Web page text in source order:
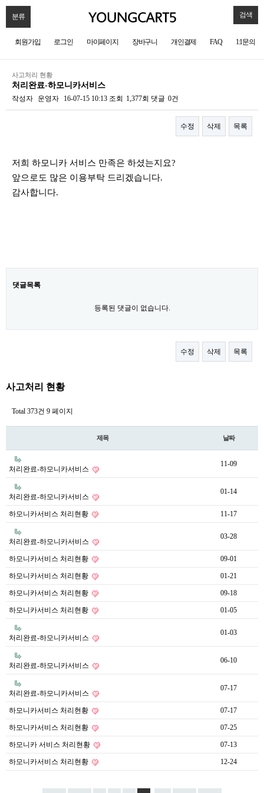
분류 검색
회원가입 로그인 마이페이지 장바구니 개인결제 FAQ 1:1문의
사고처리 현황
처리완료-하모니카서비스
작성자 운영자 16-07-15 10:13 조회 1,377회 댓글 0건
수정 삭제 목록
저희 하모니카 서비스 만족은 하셨는지요?
앞으로도 많은 이용부탁 드리겠습니다.
감사합니다.
댓글목록
등록된 댓글이 없습니다.
수정 삭제 목록
사고처리 현황
Total 373건 9 페이지
제목 날짜
처리완료-하모니카서비스
11-09
처리완료-하모니카서비스
01-14
하모니카서비스 처리현황 11-17
처리완료-하모니카서비스
03-28
하모니카서비스 처리현황 09-01
하모니카서비스 처리현황 01-21
하모니카서비스 처리현황 09-18
하모니카서비스 처리현황 01-05
처리완료-하모니카서비스
01-03
처리완료-하모니카서비스
06-10
처리완료-하모니카서비스
07-17
하모니카서비스 처리현황 07-17
하모니카서비스 처리현황 07-25
하모니카 서비스 처리현황 07-13
하모니카서비스 처리현황 12-24